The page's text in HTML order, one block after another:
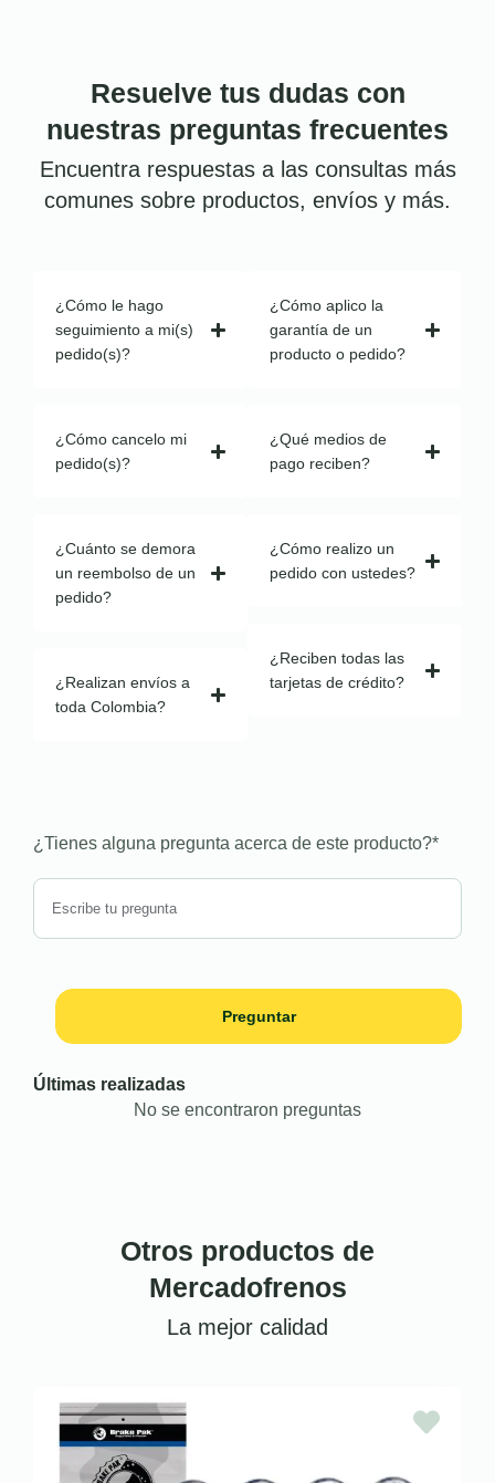
Resuelve tus dudas con
nuestras preguntas frecuentes
Encuentra respuestas a las consultas más
comunes sobre productos, envíos y más.
¿Cómo le hago
seguimiento a mi(s)
pedido(s)?
¿Cómo cancelo mi
pedido(s)?
¿Cuánto se demora
un reembolso de un
pedido?
¿Realizan envíos a
toda Colombia?
¿Cómo aplico la
garantía de un
producto o pedido?
¿Qué medios de
pago reciben?
¿Cómo realizo un
pedido con ustedes?
¿Reciben todas las
tarjetas de crédito?
¿Tienes alguna pregunta acerca de este producto?*
Preguntar
Últimas realizadas
No se encontraron preguntas
Otros productos de
Mercadofrenos
La mejor calidad